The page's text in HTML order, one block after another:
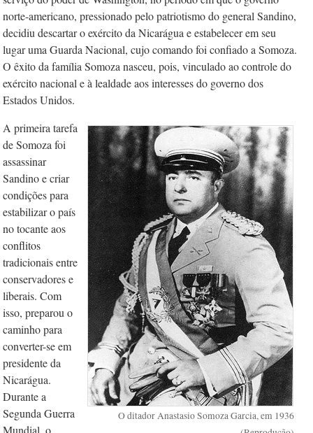
norte-americano, pressionado pelo patriotismo do general Sandino,
decidiu descartar oexército da Nicarágua e estabelecer em seu
lugar uma Guarda Nacional, cujo comando foi confiado a Somoza.
O êxito da família Somoza nasceu, pois, vinculado ao controle do
exército nacional e à lealdade aos interesses do governo dos
Estados Unidos.
O ditador Anastasio Somoza Garcia, em 1936
A primeira tarefa
de Somoza foi
assassinar
Sandino e criar
condições para
estabilizar o país
no tocante aos
conflitos
tradicionais entre
conservadores e
liberais. Com
isso, preparou o
caminho para
converter-se em
presidente da
Nicarágua.
Durante a
Segunda Guerra
Mundial, o